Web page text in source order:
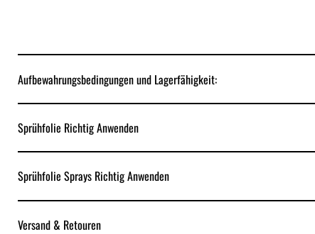
Aufbewahrungsbedingungen und Lagerfähigkeit:
Sprühfolie Richtig Anwenden
Sprühfolie Sprays Richtig Anwenden
Versand & Retouren